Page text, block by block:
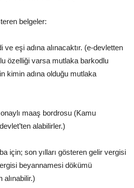
belgeler:
eşi adına alınacaktır. (e-devletten
özelliği varsa mutlaka barkodlu
kimin adına olduğu mutlaka
maaş bordrosu (Kamu
alabilirler.)
için; son yılları gösteren gelir vergisi
beyannamesi dökümü
alınabilir.)